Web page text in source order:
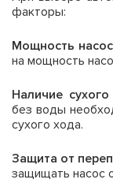
факторы:
Мощность
на мощность
Наличие
без воды
сухого хода.
Защита от
защищать насос